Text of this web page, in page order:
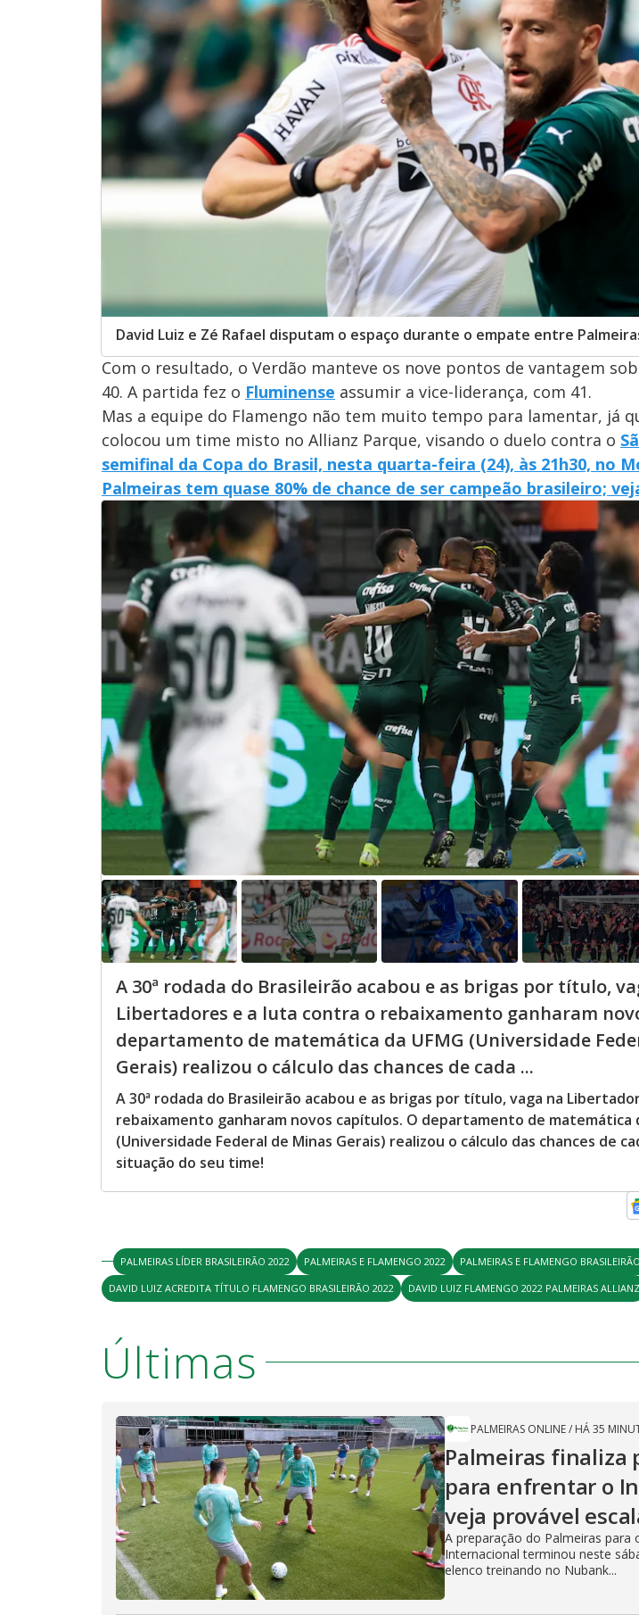
David Luiz e Zé Rafael disputam o espaço durante o empate entre
Com o resultado, o Verdão manteve os nove pontos de vantagem
40. A partida fez o Fluminense assumir a vice-liderança, com 41.
Mas a equipe do Flamengo não tem muito tempo para lamentar, já
colocou um time misto no Allianz Parque, visando o duelo contra o
semifinal da Copa do Brasil, nesta quarta-feira (24), às 21h30, no
Palmeiras tem quase 80% de chance de ser campeão brasileiro;
A 30ª rodada do Brasileirão acabou e as brigas por título,
Libertadores e a luta contra o rebaixamento ganharam
departamento de matemática da UFMG (Universidade
Gerais) realizou o cálculo das chances de cada ...
A 30ª rodada do Brasileirão acabou e as brigas por título, vaga na
rebaixamento ganharam novos capítulos. O departamento de matemática
(Universidade Federal de Minas Gerais) realizou o cálculo das chances de
situação do seu time!
PALMEIRAS LÍDER BRASILEIRÃO 2022 PALMEIRAS E FLAMENGO 2022
PALMEIRAS E FLAMENGO
DAVID LUIZ ACREDITA TÍTULO FLAMENGO BRASILEIRÃO 2022
DAVID LUIZ FLAMENGO 2022 PALMEIRAS ALLIANZ
Últimas
PALMEIRAS ONLINE/ HÁ 35
Palmeiras finaliza
para enfrentar o
veja provável
A preparação do Palmeiras para
Internacional terminou neste
elenco treinando no Nubank...